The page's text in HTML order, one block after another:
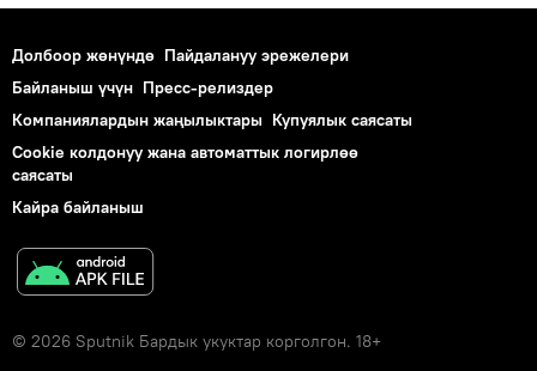
Долбоор жөнүндө Пайдалануу эрежелери
Байланыш үчүн Пресс-релиздер
Компаниялардын жаңылыктары Купуялык саясаты
Cookie колдонуу жана автоматтык логирлөө
саясаты
Кайра байланыш
© 2026 Sputnik Бардык укуктар корголгон. 18+